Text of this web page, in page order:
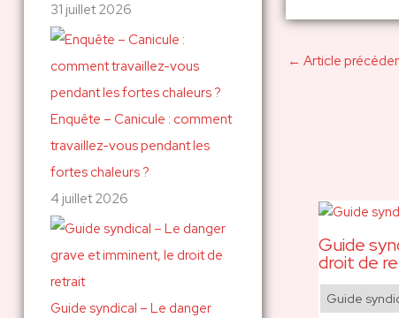
:31 juillet 2026
Enquête – Canicule : comment
travaillez-vous pendant les
fortes chaleurs ?
4 juillet 2026
Guide syndical – Le danger
← Article
Guide
droit de
Guide